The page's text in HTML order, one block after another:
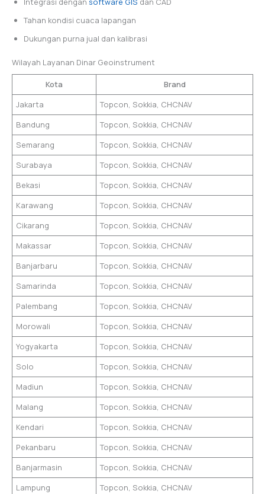
Tahan kondisi cuaca lapangan
Dukungan purna jual dan kalibrasi
Wilayah Layanan Dinar Geoinstrument
Kota
Brand
Jakarta
Topcon, Sokkia, CHCNAV
Bandung
Topcon, Sokkia, CHCNAV
Semarang
Topcon, Sokkia, CHCNAV
Surabaya
Topcon, Sokkia, CHCNAV
Bekasi
Topcon, Sokkia, CHCNAV
Karawang
Topcon, Sokkia, CHCNAV
Cikarang
Topcon, Sokkia, CHCNAV
Makassar
Topcon, Sokkia, CHCNAV
Banjarbaru
Topcon, Sokkia, CHCNAV
Samarinda
Topcon, Sokkia, CHCNAV
Palembang
Topcon, Sokkia, CHCNAV
Morowali
Topcon, Sokkia, CHCNAV
Yogyakarta
Topcon, Sokkia, CHCNAV
Solo
Topcon, Sokkia, CHCNAV
Madiun
Topcon, Sokkia, CHCNAV
Malang
Topcon, Sokkia, CHCNAV
Kendari
Topcon, Sokkia, CHCNAV
Pekanbaru
Topcon, Sokkia, CHCNAV
Banjarmasin
Topcon, Sokkia, CHCNAV
Lampung
Topcon, Sokkia, CHCNAV